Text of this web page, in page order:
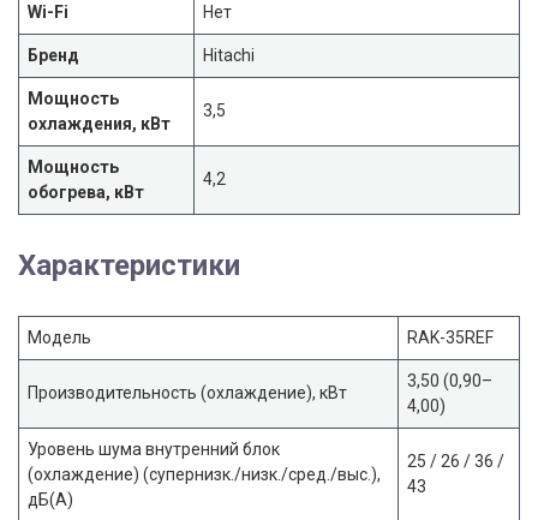
Wi-Fi Нет
Бренд Hitachi
Мощность
охлаждения, кВт
3,5
Мощность
обогрева, кВт
4,2
Характеристики
Модель RAK-35REF
Производительность (охлаждение), кВт
3,50 (0,90–
4,00)
Уровень шума внутренний блок
(охлаждение) (супернизк./низк./сред./выс.),
дБ(A)
25 / 26 / 36 /
43